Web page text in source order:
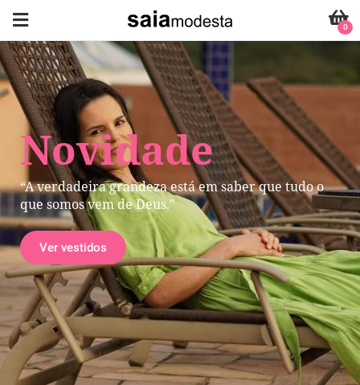
Novidade
“A verdadeira grandeza está em saber que tudo o
que somos vem de Deus."
Ver vestidos
0